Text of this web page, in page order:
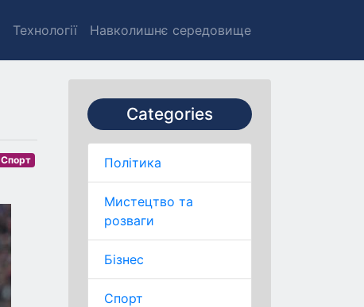
Технології Навколишнє середовище
Categories
Політика
Мистецтво та
розваги
Бізнес
Спорт
Спорт